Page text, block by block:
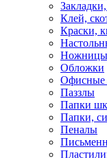
Клей,
Краски,
Обложки
Офисные
Паззлы
Папки
Папки,
Пеналы